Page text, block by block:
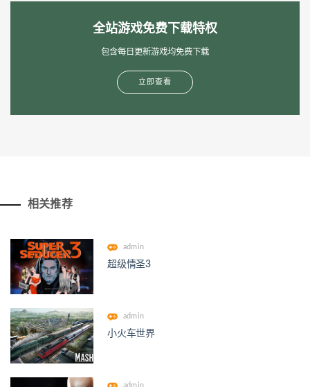
全站游戏免费下载特权
包含每日更新游戏均免费下载
立即查看
相关推荐
admin
超级情圣3
admin
小火车世界
admin